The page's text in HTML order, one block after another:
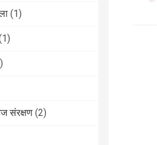
(1)
संरक्षण (2)